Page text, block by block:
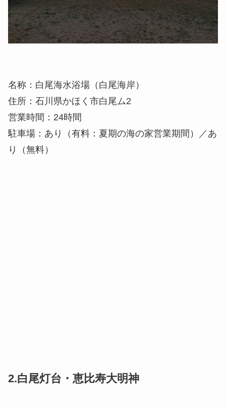
名称：白尾海水浴場（白尾海岸）
住所：石川県かほく市白尾ム2
営業時間：24時間
駐車場：あり（有料：夏期の海の家営業期間）／あ
り（無料）
2.白尾灯台・恵比寿大明神